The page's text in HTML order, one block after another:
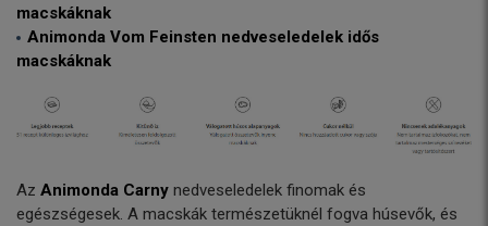
macskáknak
Animonda Vom Feinsten nedveseledelek idős
macskáknak
Az Animonda Carny nedveseledelek finomak és
egészségesek. A macskák természetüknél fogva húsevők, és